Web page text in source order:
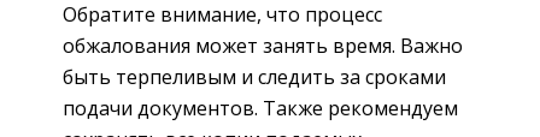
Обратите внимание, что процесс
обжалования может занять время. Важно
быть терпеливым и следить за сроками
подачи документов. Также рекомендуем